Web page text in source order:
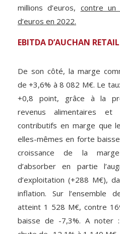
millions d’euros, contre un
d’euros en 2022.
EBITDA D’AUCHAN
De son côté, la marge
de +3,6% à 8 082 M€. Le
+0,8 point, grâce à la
revenus alimentaires et
contributifs en marge que
elles-mêmes en forte
croissance de la
d’absorber en partie
d’exploitation (+288 M€),
inflation. Sur l’ensemble
atteint 1 528 M€, contre
baisse de -7,3%. A noter :